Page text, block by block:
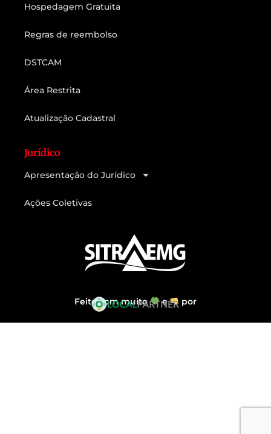
Hospedagem Gratuita
Regras de reembolso
DSTCAM
Área Restrita
Atualização Cadastral
Jurídico
Apresentação do Jurídico
Ações Coletivas
Feito com muito e por